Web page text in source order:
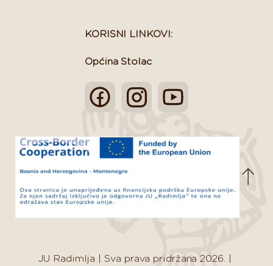
KORISNI LINKOVI:
Općina Stolac
JU Radimlja Sva prava pridržana 2026.